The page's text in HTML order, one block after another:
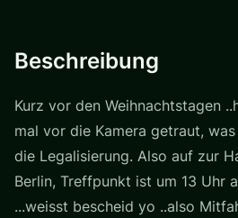
Beschreibung
Kurz vor den Weihnachtstagen
mal vor die Kamera getraut,
die Legalisierung. Also auf zur
Berlin, Treffpunkt ist um 13 Uhr
...weisst bescheid yo ..also